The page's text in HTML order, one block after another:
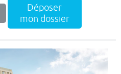
Déposer
mon dossier